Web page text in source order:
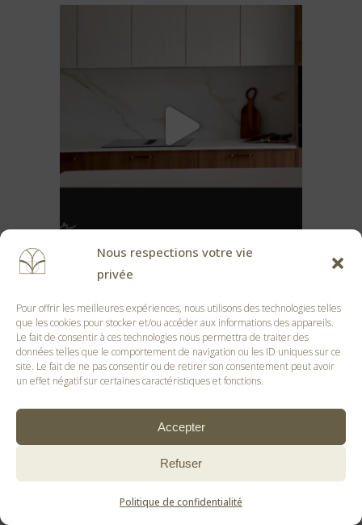
Nous respections votre vie
privée
Pour offrir les meilleures expériences, nous utilisons des technologies telles
que les cookies pour stocker et/ou accéder aux informations des appareils.
Le fait de consentir à ces technologies nous permettra de traiter des
données telles que le comportement de navigation ou les ID uniques sur ce
site. Le fait de ne pas consentir ou de retirer son consentement peut avoir
un effet négatif sur certaines caractéristiques et fonctions.
Accepter
Refuser
Politique de confidentialité